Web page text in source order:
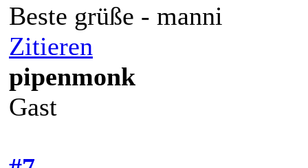
Beste grüße - manni
Zitieren
pipenmonk
Gast